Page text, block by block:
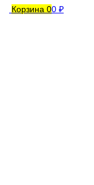
Корзина 00 ₽